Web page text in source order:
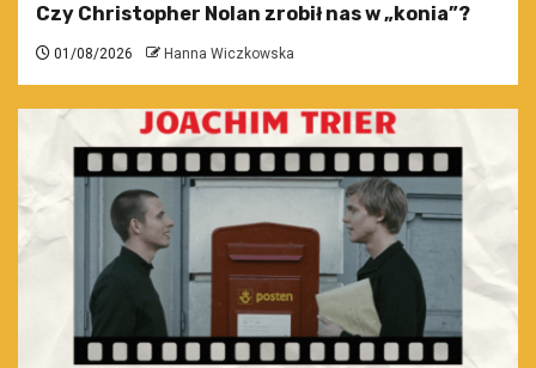
Czy Christopher Nolan zrobił nas w „konia”?
01/08/2026 Hanna Wiczkowska